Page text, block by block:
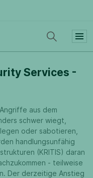
Services -
aus dem
schwer wiegt,
oder sabotieren,
handlungsunfähig
(KRITIS) daran
- teilweise
Der derzeitige Anstieg